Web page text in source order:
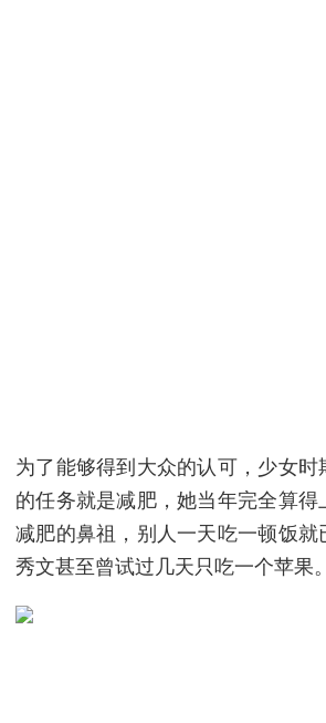
为了能够得到大众的认可，少女时
的任务就是减肥，她当年完全算得
减肥的鼻祖，别人一天吃一顿饭就
秀文甚至曾试过几天只吃一个苹果。